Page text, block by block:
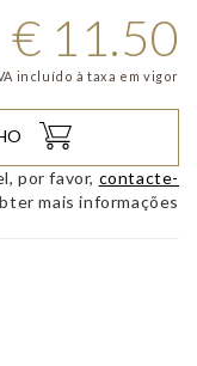
€ 11.50
incluído à taxa em vigor
por favor, contacte-
mais informações